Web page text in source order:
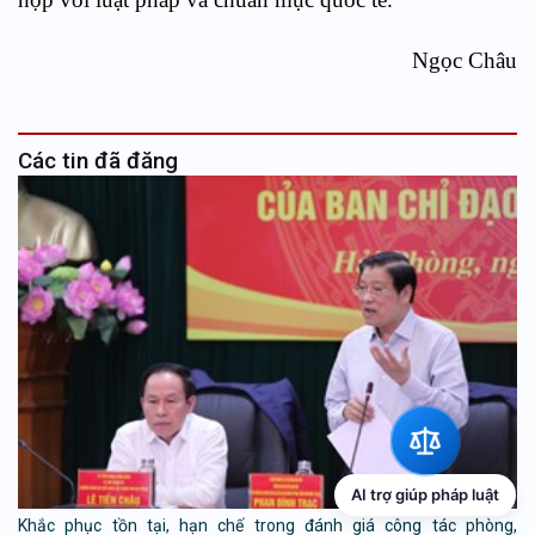
Ngọc Châu
Các tin đã đăng
Khắc phục tồn tại, hạn chế trong đánh giá công tác phòng,
AI trợ giúp pháp luật